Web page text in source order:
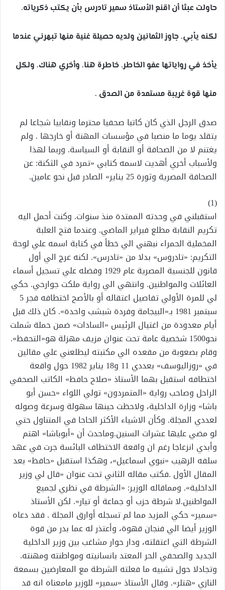
حاولت عبثا أن اقنع الأستاذ سمير تادرس بأن يكتب ذكرياته.
لكنه يأبي. جاوز الثمانين ولديه حصيلة غنية منها تبهرني عندما
يأخذ في رواياتها عفو الخاطر. خاطرة هنا. وأخري هناك. ولكل
منها قوة غريبة مستمدة من الصدق .
صدق الرجل الذي كان كاتبا صحفيا محترما ونقابيا شجاعا لم
يتقلد يوما ما منصبا في مؤسسات المهنة أو خارجها . ولم
يغتنم لا من الصحافة أو النقابة أو السياسة. وربما لهذا
ولأسباب أخري أهديت لاسمه كتابي «تمرد في الثكنة: عن
الصحافة المصرية وثورة 25 يناير» الصادر قبل نحو عامين.
(1)
استقبلني في وحدته الممتدة منذ سنوات. وكنت أحمل اليه
تكريم النقابة مطلع فبراير الماضي. وعندما فتح العلبة
المخملية الحمراء نبهني الي خطأ في كتابة اسمه علي لوحة
التكريم: «تادروس» بدلا من «تادرس». لكنه عرج الي أول
قانون للجنسية المصرية عام 1929 وفضله علي تسجيل أسماء
العائلات والمواطنين. وانتهي الي رواية ملكت جوارحي. حكي
لي للمرة الأولي تفاصيل اعتقاله أو بالأصح اختطافه فجر 5
سبتمبر 1981 بـ«البيجامة وفردة شبشب واحدة». كان ذلك قبل
أيام معدودة من اغتيال الرئيس «السادات» ضمن حملة شملت
نحو1500 شخصية عامة تحت عنوان مزيف مهزلة هو«التحفظ».
وقام بصعوبة من مقعده الي مكتبته ليطلعني علي مقالين
في «روزاليوسف» بعددي 11 و18 يناير 1982 حول واقعة
اختطافه استقبل بهما الأستاذ «صلاح حافظ» الكاتب الصحفي
الراحل وصاحب رواية «المتمردون» تولي اللواء «حسن أبو
باشا» وزارة الداخلية، ولاحظت حينها سهولة وسرعة وصوله
لعددي المجلة. وكأن الاشياء الأكثر الحاحا في المتناول حتي
لو مضي عليها عشرات السنين.وماحدث أن «أبوباشا» اهتم
وأبدي انزعاجا رغم ان واقعة الاختطاف البائسة جرت في عهد
سلفه الرهيب «نبوي اسماعيل»، وهكذا استقبل «حافظ» بعد
المقال الأول .فكتب مقاله الثاني تحت عنوان «قال لي وزير
الداخلية». ومماقاله الوزير: «الشرطة في نظري لجميع
المواطنين.لا شرطة حزب أو جماعة أو تيار». لكن الأستاذ
«سمير» حكي المزيد مما لم تسجله أوارق المجلة . فقد دعاه
الوزير أيضا الي فنجان قهوة، وأعتذر له عما بدر من قوة
الشرطة التي اعتقلته، ودار حوار مشاغب بين وزير الداخلية
الجديد والصحفي الحر المعتد بانسانيته ومواطنته ومهنته.
وتجادلا حول تشبيه ما فعلته الشرطة مع المعارضين بسمعة
النازي «هتلر». وقال الأستاذ «سمير» للوزير مامعناه انه قد